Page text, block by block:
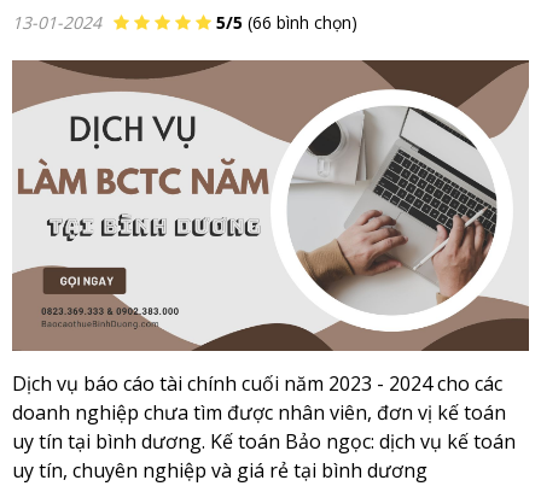
13-01-2024 5/5 (66 bình chọn)
Dịch vụ báo cáo tài chính cuối năm 2023 - 2024 cho các
doanh nghiệp chưa tìm được nhân viên, đơn vị kế toán
uy tín tại bình dương. Kế toán Bảo ngọc: dịch vụ kế toán
uy tín, chuyên nghiệp và giá rẻ tại bình dương